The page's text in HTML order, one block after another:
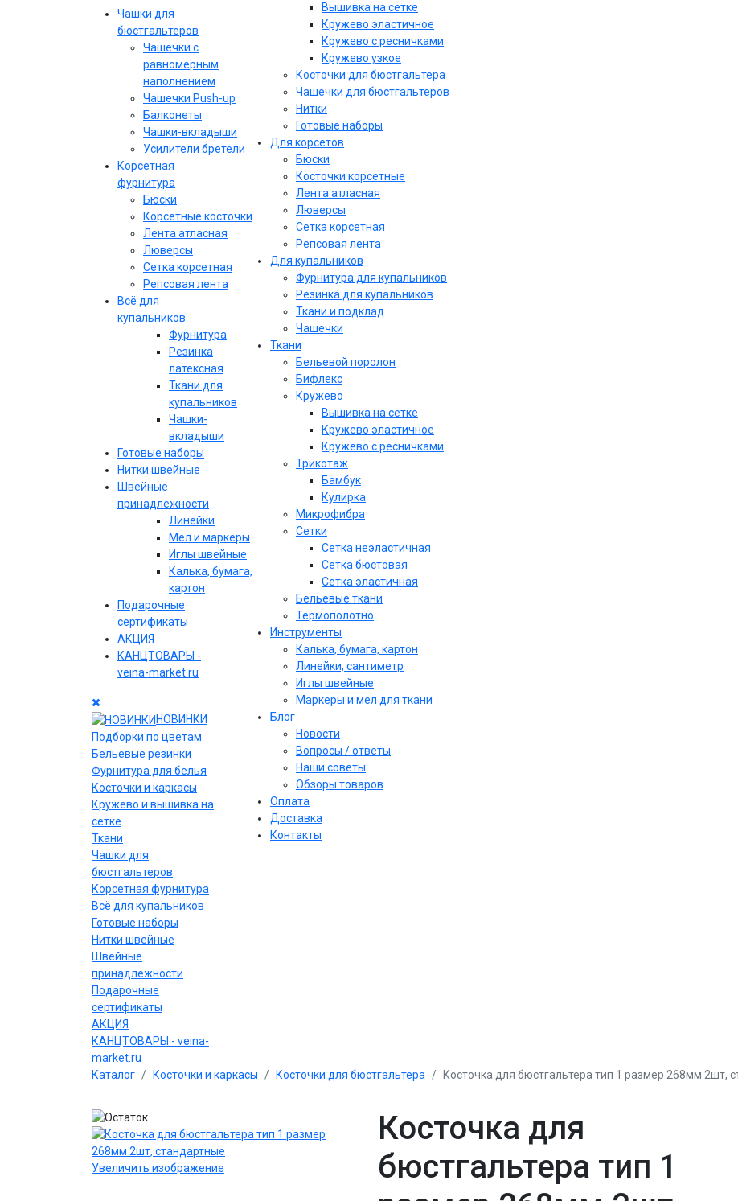
Чашки для
бюстгальтеров
Чашечки с
равномерным
наполнением
Чашечки Push-up
Балконеты
Чашки-вкладыши
Усилители бретели
Корсетная
фурнитура
Бюски
Корсетные косточки
Лента атласная
Люверсы
Сетка корсетная
Репсовая лента
Всё для
купальников
Фурнитура
Резинка
латексная
Ткани для
купальников
Чашки-
вкладыши
Готовые наборы
Нитки швейные
Швейные
принадлежности
Линейки
Мел и маркеры
Иглы швейные
Калька, бумага,
картон
Подарочные
сертификаты
АКЦИЯ
КАНЦТОВАРЫ -
veina-market.ru
НОВИНКИ
Подборки по цветам
Бельевые резинки
Фурнитура для белья
Косточки и каркасы
Кружево и вышивка на
сетке
Ткани
Чашки для
бюстгальтеров
Корсетная фурнитура
Всё для купальников
Готовые наборы
Нитки швейные
Швейные
принадлежности
Подарочные
сертификаты
АКЦИЯ
КАНЦТОВАРЫ - veina-
market.ru
Вышивка на сетке
Кружево эластичное
Кружево с ресничками
Кружево узкое
Косточки для бюстгальтера
Чашечки для бюстгальтеров
Нитки
Готовые наборы
Для корсетов
Бюски
Косточки корсетные
Лента атласная
Люверсы
Сетка корсетная
Репсовая лента
Для купальников
Фурнитура для купальников
Резинка для купальников
Ткани и подклад
Чашечки
Ткани
Бельевой поролон
Бифлекс
Кружево
Вышивка на сетке
Кружево эластичное
Кружево с ресничками
Трикотаж
Бамбук
Кулирка
Микрофибра
Сетки
Сетка неэластичная
Сетка бюстовая
Сетка эластичная
Бельевые ткани
Термополотно
Инструменты
Калька, бумага, картон
Линейки, сантиметр
Иглы швейные
Маркеры и мел для ткани
Блог
Новости
Вопросы / ответы
Наши советы
Обзоры товаров
Оплата
Доставка
Контакты
Каталог Косточки и каркасы Косточки для бюстгальтера Косточка для бюстгальтера тип 1 размер 268мм 2шт,
Увеличить изображение
Косточка для
бюстгальтера тип 1